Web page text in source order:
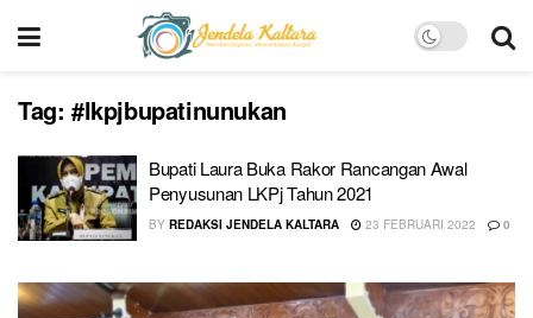
Tag: #lkpjbupatinunukan
Bupati Laura Buka Rakor Rancangan Awal
Penyusunan LKPj Tahun 2021
BY REDAKSI JENDELA KALTARA 23 FEBRUARI 2022 0